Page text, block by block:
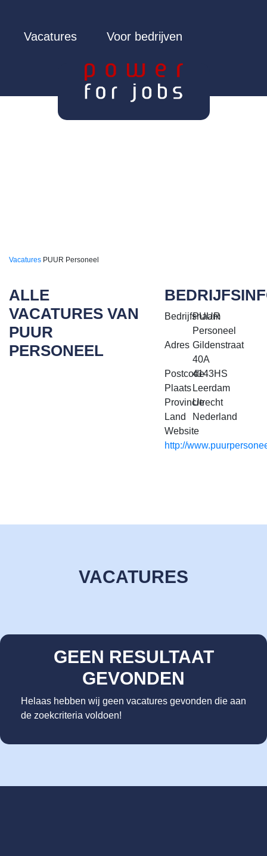
Vacatures Voor bedrijven
Vacatures PUUR Personeel
ALLE
VACATURES VAN
PUUR
PERSONEEL
Bedrijfsnaam
PUUR
Personeel
Adres Gildenstraat
40A
Postcode4143HS
Plaats Leerdam
ProvincieUtrecht
Land
Nederland
Website
http://
VACATURES
GEEN RESULTAAT
GEVONDEN
Helaas hebben wij geen vacatures gevonden die aan
de zoekcriteria voldoen!